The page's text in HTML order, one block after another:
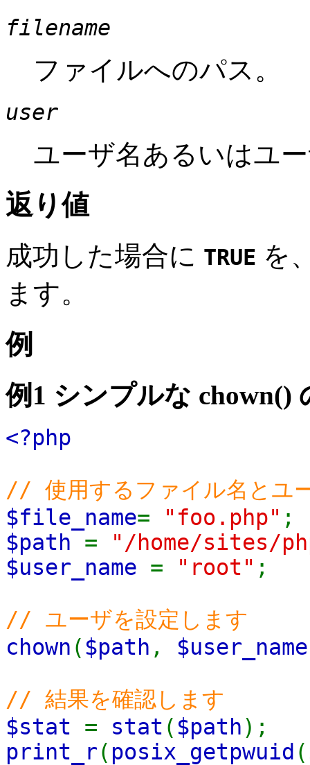
filename
ファイルへのパス。
user
ユーザ名あるいはユ
返り値
成功した場合に TRUE を
ます。
例
例1 シンプルな chown()
<?php
// 使用するファイル名とユ
$file_name= "foo.php" ;
$path =
"/home/sites/
$user_name = "root" ;
// ユーザを設定します
chown ( $path , $user_name
// 結果を確認します
$stat = stat ( $path);
print_r( posix_getpwuid (